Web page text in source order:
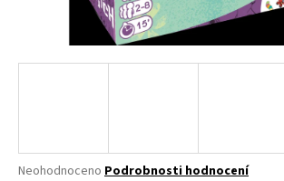
Průměrné
Neohodnoceno Podrobnosti hodnocení
í